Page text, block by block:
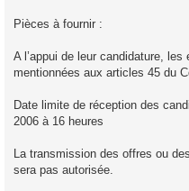
Pièces à fournir :
A l’appui de leur candidature,
mentionnées aux articles 45 du
Date limite de réception des
2006 à 16 heures
La transmission des offres ou
sera pas autorisée.